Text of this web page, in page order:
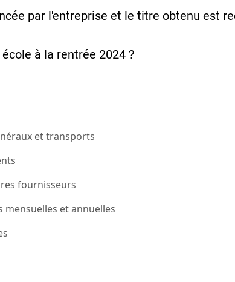
par l'entreprise et le titre obtenu est
à la rentrée 2024 ?
et transports
fournisseurs
et annuelles